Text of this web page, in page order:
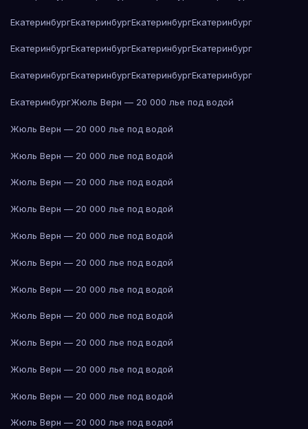
ЕкатеринбургЕкатеринбургЕкатеринбургЕкатеринбург
ЕкатеринбургЕкатеринбургЕкатеринбургЕкатеринбург
ЕкатеринбургЕкатеринбургЕкатеринбургЕкатеринбург
ЕкатеринбургЖюль Верн — 20 000 лье под водой
Жюль Верн — 20 000 лье под водой
Жюль Верн — 20 000 лье под водой
Жюль Верн — 20 000 лье под водой
Жюль Верн — 20 000 лье под водой
Жюль Верн — 20 000 лье под водой
Жюль Верн — 20 000 лье под водой
Жюль Верн — 20 000 лье под водой
Жюль Верн — 20 000 лье под водой
Жюль Верн — 20 000 лье под водой
Жюль Верн — 20 000 лье под водой
Жюль Верн — 20 000 лье под водой
Жюль Верн — 20 000 лье под водой